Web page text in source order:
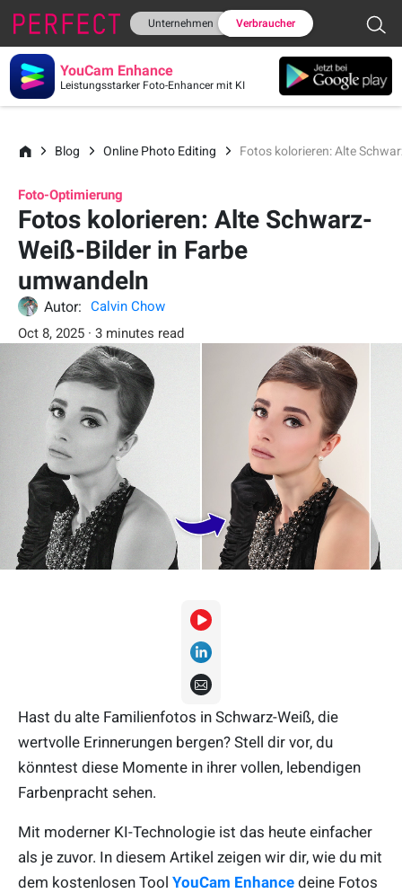
Unternehmen Verbraucher
YouCam Enhance
Leistungsstarker Foto-Enhancer mit KI
Blog Online Photo Editing Fotos kolorieren: Alte
Foto-Optimierung
Fotos kolorieren: Alte Schwarz-
Weiß-Bilder in Farbe
umwandeln
Autor:
Calvin Chow
Oct 8, 2025 · 3 minutes read
Hast du alte Familienfotos in Schwarz-Weiß, die
wertvolle Erinnerungen bergen? Stell dir vor, du
könntest diese Momente in ihrer vollen, lebendigen
Farbenpracht sehen.
Mit moderner KI-Technologie ist das heute einfacher
als je zuvor. In diesem Artikel zeigen wir dir, wie du mit
dem kostenlosen Tool YouCam Enhance deine Fotos